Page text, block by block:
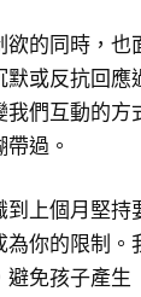
的同時，
或反抗回
們互動的
過。
上個月堅
你的限制
免孩子產